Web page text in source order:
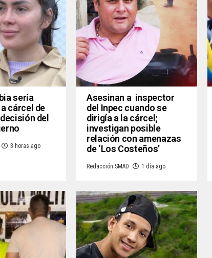
sería
cárcel de
del
3 horas ago
Asesinan a inspector
del Inpec cuando se
dirigía a la cárcel;
investigan posible
relación con amenazas
de ‘Los Costeños’
Redacción SMAD 1 día ago